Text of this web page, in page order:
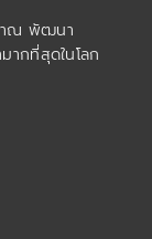
าณ พัฒนา
ากที่สุดในโลก